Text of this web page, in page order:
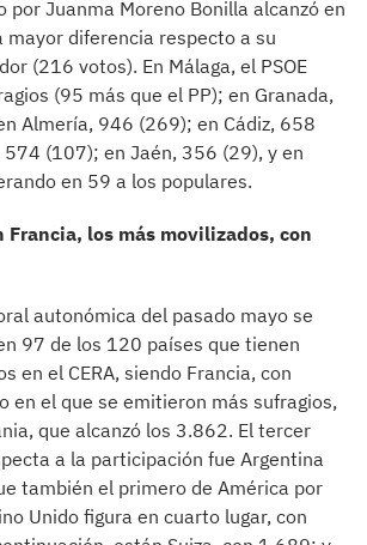
por Juanma Moreno Bonilla alcanzó en
mayor diferencia respecto a su
(216 votos). En Málaga, el PSOE
(95 más que el PP); en Granada,
Almería, 946 (269); en Cádiz, 658
574 (107); en Jaén, 356 (29), y en
en 59 a los populares.
Francia, los más movilizados, con
autonómica del pasado mayo se
97 de los 120 países que tienen
en el CERA, siendo Francia, con
en el que se emitieron más sufragios,
que alcanzó los 3.862. El tercer
a la participación fue Argentina
también el primero de América por
Unido figura en cuarto lugar, con